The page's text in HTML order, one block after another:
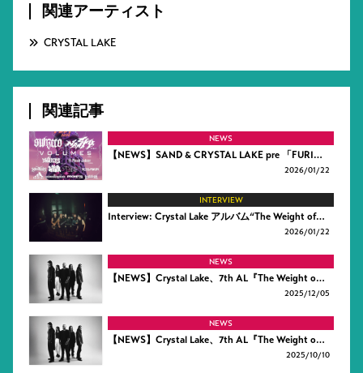
関連アーティスト
CRYSTAL LAKE
関連記事
NEWS
【NEWS】SAND & CRYSTAL LAKE pre 「FURI…
2026/01/22
INTERVIEW
Interview: Crystal Lake アルバム“The Weight of…
2026/01/22
NEWS
【NEWS】Crystal Lake、7th AL『The Weight o…
2025/12/05
NEWS
【NEWS】Crystal Lake、7th AL『The Weight o…
2025/10/10